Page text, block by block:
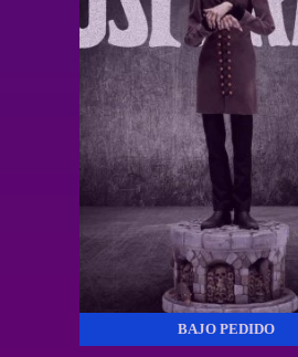
BAJO PEDIDO